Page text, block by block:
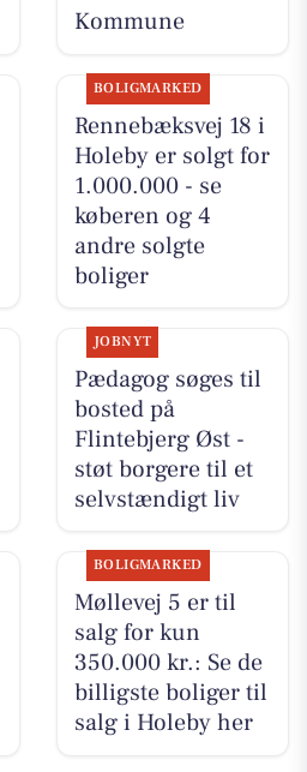
Kommune
BOLIGMARKED
Rennebæksvej 18 i
Holeby er solgt for
1.000.000 - se
køberen og 4
andre solgte
boliger
JOBNYT
Pædagog søges til
bosted på
Flintebjerg Øst -
støt borgere til et
selvstændigt liv
BOLIGMARKED
Møllevej 5 er til
salg for kun
350.000 kr.: Se de
billigste boliger til
salg i Holeby her